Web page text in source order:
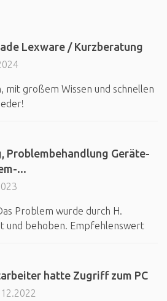
Lexware / Kurzberatung
großem Wissen und schnellen
Problembehandlung Geräte-
...
Problem wurde durch H.
und behoben. Empfehlenswert
hatte Zugriff zum PC